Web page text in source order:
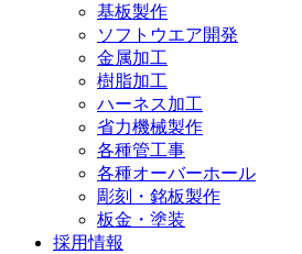
基板製作
ソフトウエア開発
金属加工
樹脂加工
ハーネス加工
省力機械製作
各種管工事
各種オーバーホール
彫刻・銘板製作
板金・塗装
採用情報